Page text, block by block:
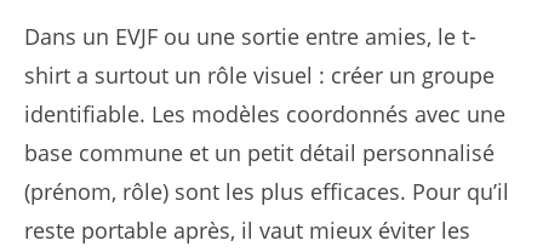
Dans un EVJF ou une sortie entre amies, le t-
shirt a surtout un rôle visuel : créer un groupe
identifiable. Les modèles coordonnés avec une
base commune et un petit détail personnalisé
(prénom, rôle) sont les plus efficaces. Pour qu’il
reste portable après, il vaut mieux éviter les